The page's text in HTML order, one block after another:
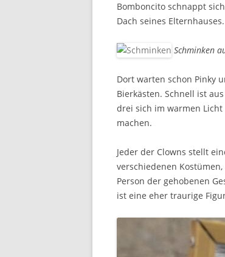
Bomboncito schnappt
Dach seines Elternhauses.
Schminken
Dort warten schon Pinky
Bierkästen. Schnell ist
drei sich im warmen
machen.
Jeder der Clowns stellt
verschiedenen
Person der gehobenen
ist eine eher traurige